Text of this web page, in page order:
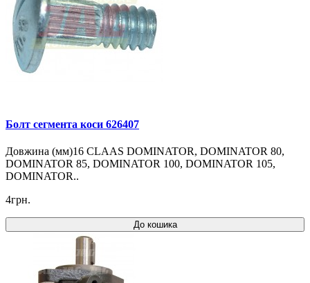
Болт сегмента коси 626407
Довжина (мм)16 CLAAS DOMINATOR, DOMINATOR 80,
DOMINATOR 85, DOMINATOR 100, DOMINATOR 105,
DOMINATOR..
4грн.
До кошика